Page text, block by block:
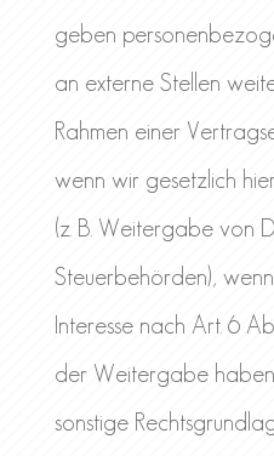
geben
an externe Stellen
Rahmen einer
wenn wir gesetzlich
(z. B. Weitergabe von
Steuerbehörden),
Interesse nach Art. 6
der Weitergabe
sonstige